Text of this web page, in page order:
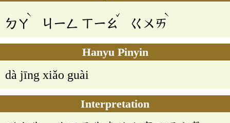
ㄉㄚ
ˋ
ㄐㄧㄥ ㄒㄧㄠ
ˇ
ㄍㄨㄞ
ˋ
Hanyu Pinyin
dà jīng xiǎo guài
Interpretation